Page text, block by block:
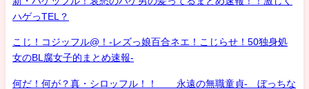
ハゲっTEL？
こじ！コジッフル@！-レズっ娘百合ネエ！こじらせ！50独身処
女のBL腐女子的まとめ速報-
何だ！何が？真・シロッフル！！ 永遠の無職童貞- ぼっちな